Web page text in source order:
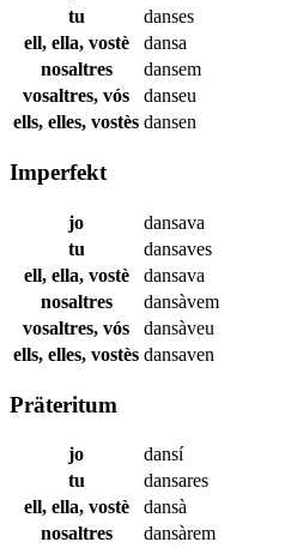
tu
danses
ell, ella, vostè
dansa
nosaltres
dansem
vosaltres, vós
danseu
ells, elles, vostès dansen
Imperfekt
jo
dansava
tu
dansaves
ell, ella, vostè
dansava
nosaltres
dansàvem
vosaltres, vós
dansàveu
ells, elles, vostès dansaven
Präteritum
jo
dansí
tu
dansares
ell, ella, vostè
dansà
nosaltres
dansàrem